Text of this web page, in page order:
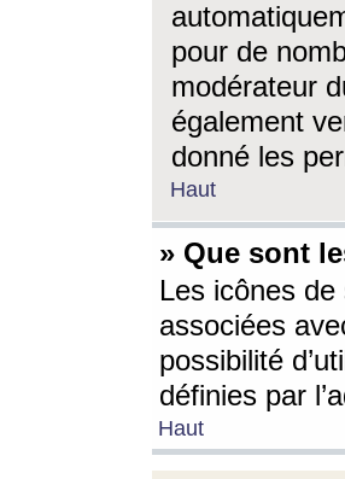
pour de
modérateur
également
donné les
Haut
» Que sont
Les icônes de
associées
possibilité
définies par
Haut